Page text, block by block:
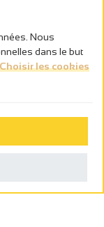
avec
Nous
dans le but
Choisir les cookies